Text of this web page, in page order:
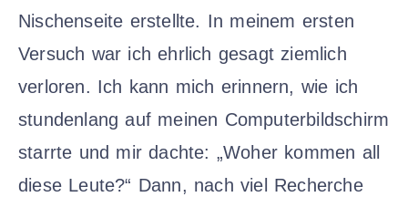
Nischenseite erstellte. In meinem ersten
Versuch war ich ehrlich gesagt ziemlich
verloren. Ich kann mich erinnern, wie ich
stundenlang auf meinen Computerbildschirm
starrte und mir dachte: „Woher kommen all
diese Leute?“ Dann, nach viel Recherche